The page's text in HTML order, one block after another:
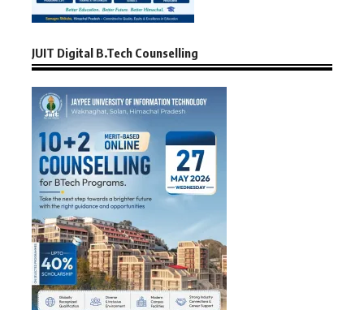
JUIT Digital B.Tech Counselling